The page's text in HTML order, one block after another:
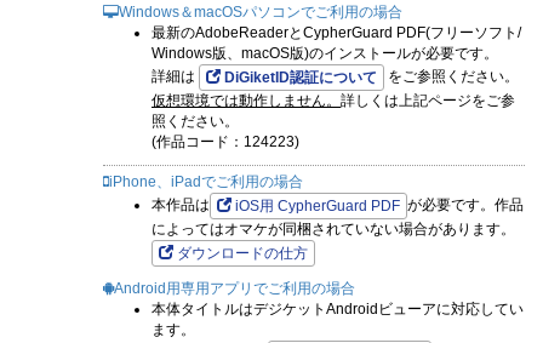
Windows＆macOSパソコンでご利用の場合
最新のAdobeReaderとCypherGuard PDF(フリーソフト/
Windows版、macOS版)のインストールが必要です。
詳細は
DiGiketID認証について
をご参照ください。
仮想環境では動作しません。 詳しくは上記ページをご参
照ください。
(作品コード：124223)
iPhone、iPadでご利用の場合
本作品は
iOS用 CypherGuard PDF が必要です。作品
によってはオマケが同梱されていない場合があります。
ダウンロードの仕方
Android用専用アプリでご利用の場合
本体タイトルはデジケットAndroidビューアに対応してい
ます。